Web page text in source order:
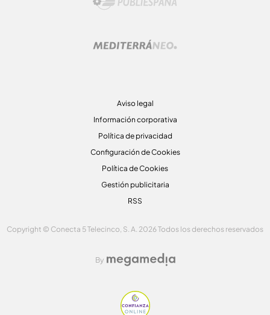
Aviso legal
Información corporativa
Política de privacidad
Configuración de Cookies
Política de Cookies
Gestión publicitaria
RSS
Copyright © Conecta 5 Telecinco, S. A. 2026 Todos los derechos reservados
By